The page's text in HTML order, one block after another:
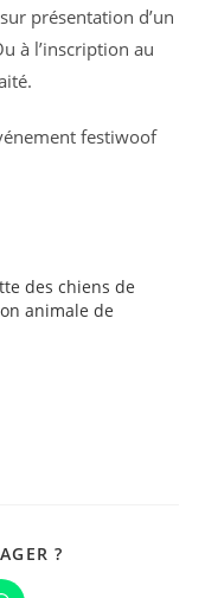
présentation d’un
à l’inscription au
festiwoof
des chiens de
animale de
?